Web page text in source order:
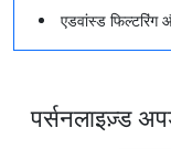
एडवांस्ड फिल्टरिंग
पर्सनलाइज़्ड